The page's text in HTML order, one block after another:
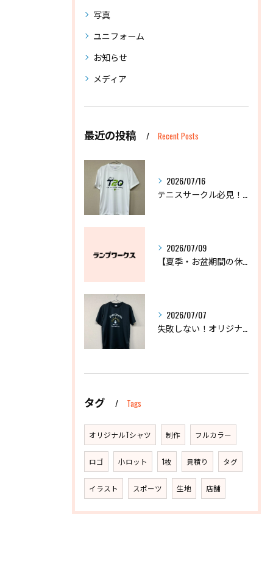
写真
ユニフォーム
お知らせ
メディア
最近の投稿 Recent Posts
2026/07/16
2026/07/09
【夏季・お盆期間の休業に関するお知らせ】
2026/07/07
タグ Tags
オリジナルTシャツ 制作 フルカラー
ロゴ 小ロット 1枚 見積り タグ
イラスト スポーツ 生地 店舗